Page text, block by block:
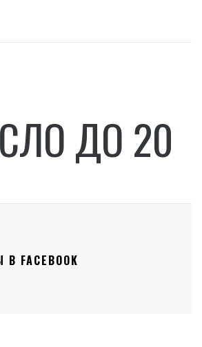
ДО 20
FACEBOOK